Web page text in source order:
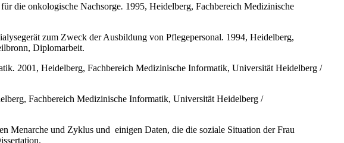
die onkologische Nachsorge. 1995, Heidelberg, Fachbereich Medizinische
zum Zweck der Ausbildung von Pflegepersonal. 1994, Heidelberg,
Diplomarbeit.
. 2001, Heidelberg, Fachbereich Medizinische Informatik, Universität Heidelberg /
Fachbereich Medizinische Informatik, Universität Heidelberg /
Menarche und Zyklus und einigen Daten, die die soziale Situation der Frau